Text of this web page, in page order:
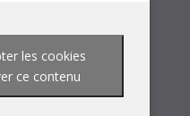
les cookies
ce contenu